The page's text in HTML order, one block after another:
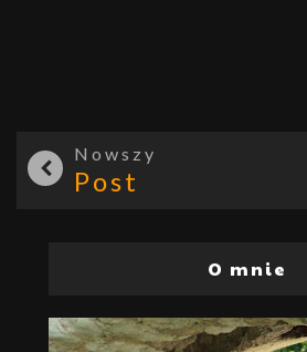
Nowszy
Post
O mnie